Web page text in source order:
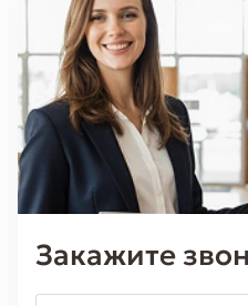
подчеркивает современный
латунная фурнитура лучше
полотнами и теплой
Закажите